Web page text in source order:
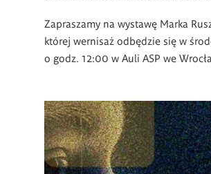
Zapraszamy na wystawę Marka
której wernisaż odbędzie się w
o godz. 12:00 w Auli ASP we